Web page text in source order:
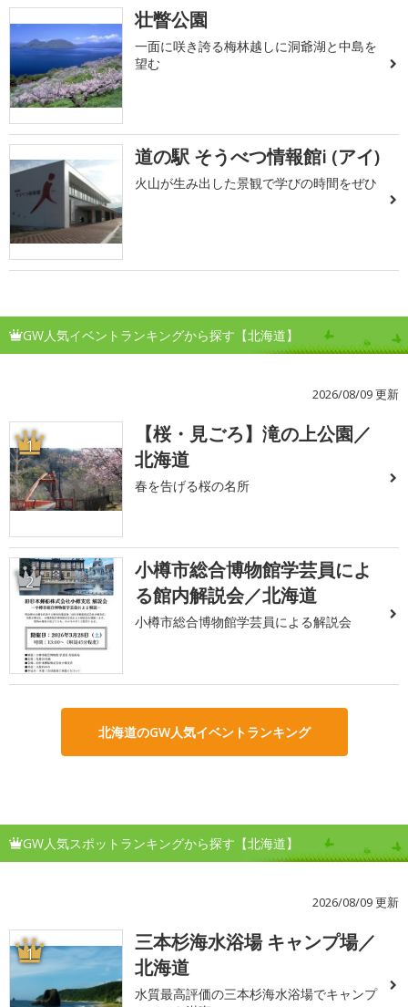
壮瞥公園
一面に咲き誇る梅林越しに洞爺湖と中島を
望む
道の駅 そうべつ情報館i (アイ)
火山が生み出した景観で学びの時間をぜひ
GW人気イベントランキングから探す【北海道】
2026/08/09 更新
1
【桜・見ごろ】滝の上公園／
北海道
春を告げる桜の名所
2
小樽市総合博物館学芸員によ
る館内解説会／北海道
小樽市総合博物館学芸員による解説会
北海道のGW人気イベントランキング
GW人気スポットランキングから探す【北海道】
2026/08/09 更新
1
三本杉海水浴場 キャンプ場／
北海道
水質最高評価の三本杉海水浴場でキャンプ